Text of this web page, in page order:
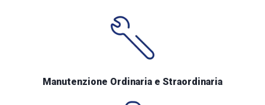
Manutenzione Ordinaria e Straordinaria